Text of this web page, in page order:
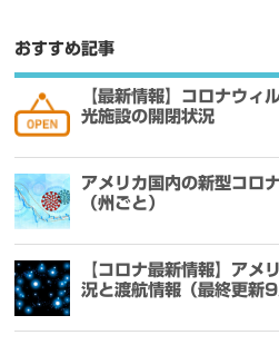
おすすめ記事
【最新情報】コロナウィ
光施設の開閉状況
アメリカ国内の新型コロ
（州ごと）
【コロナ最新情報】アメ
況と渡航情報（最終更新